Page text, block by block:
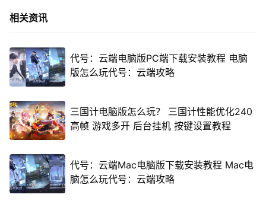
相关资讯
代号：云端电脑版PC端下载安装教程 电脑
版怎么玩代号：云端攻略
三国计电脑版怎么玩？ 三国计性能优化240
高帧 游戏多开 后台挂机 按键设置教程
代号：云端Mac电脑版下载安装教程 Mac电
脑怎么玩代号：云端攻略